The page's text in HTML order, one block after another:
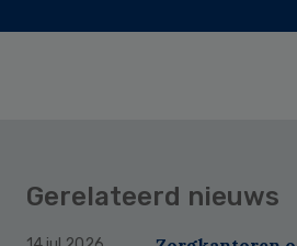
Gerelateerd nieuws